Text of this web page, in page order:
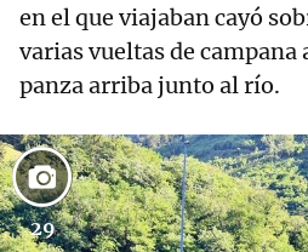
en el que viajaban cayó
varias vueltas de campana
panza arriba junto al río.
29